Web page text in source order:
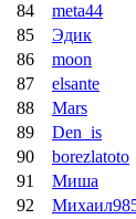
84
meta44
85
Эдик
86
moon
87
elsante
88
Mars
89
Den_is
90
borezlatoto
91
Миша
92